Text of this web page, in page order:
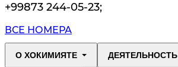
+99873 244-05-23;
ВСЕ НОМЕРА
О ХОКИМИЯТЕ ДЕЯТЕЛЬНОСТЬ